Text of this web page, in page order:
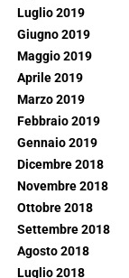
Luglio 2019
Giugno 2019
Maggio 2019
Aprile 2019
Marzo 2019
Febbraio 2019
Gennaio 2019
Dicembre 2018
Novembre 2018
Ottobre 2018
Settembre 2018
Agosto 2018
Luglio 2018